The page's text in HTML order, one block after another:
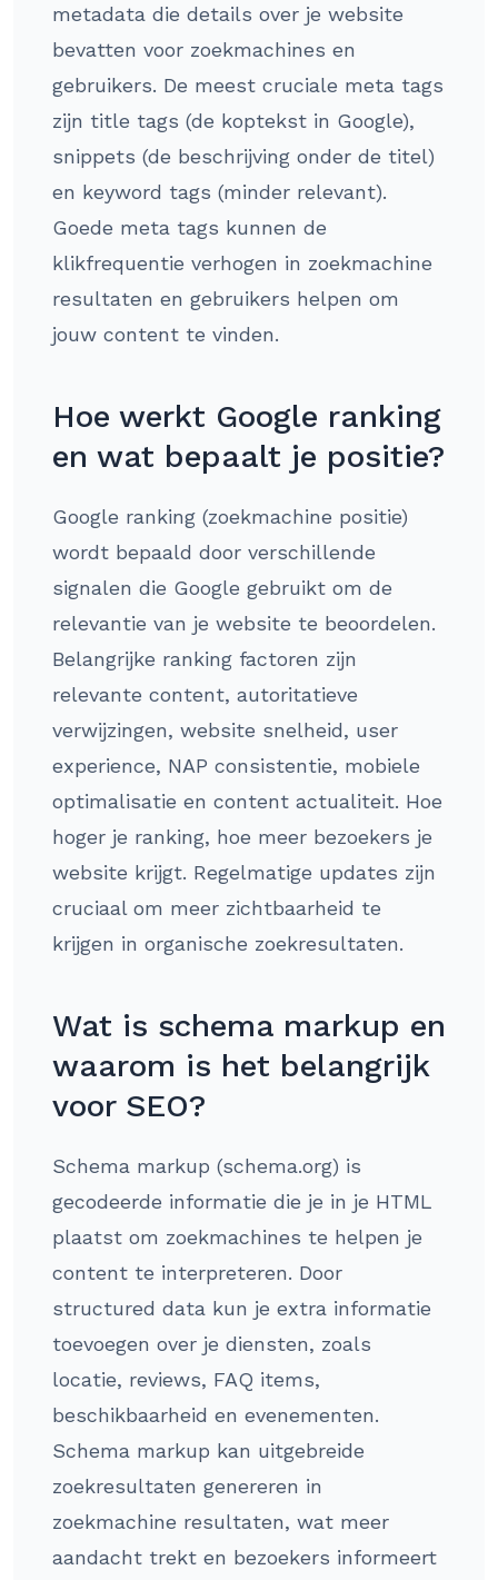
metadata die details over je website
bevatten voor zoekmachines en
gebruikers. De meest cruciale meta tags
zijn title tags (de koptekst in Google),
snippets (de beschrijving onder de titel)
en keyword tags (minder relevant).
Goede meta tags kunnen de
klikfrequentie verhogen in zoekmachine
resultaten en gebruikers helpen om
jouw content te vinden.
Hoe werkt Google ranking
en wat bepaalt je positie?
Google ranking (zoekmachine positie)
wordt bepaald door verschillende
signalen die Google gebruikt om de
relevantie van je website te beoordelen.
Belangrijke ranking factoren zijn
relevante content, autoritatieve
verwijzingen, website snelheid, user
experience, NAP consistentie, mobiele
optimalisatie en content actualiteit. Hoe
hoger je ranking, hoe meer bezoekers je
website krijgt. Regelmatige updates zijn
cruciaal om meer zichtbaarheid te
krijgen in organische zoekresultaten.
Wat is schema markup en
waarom is het belangrijk
voor SEO?
Schema markup (schema.org) is
gecodeerde informatie die je in je HTML
plaatst om zoekmachines te helpen je
content te interpreteren. Door
structured data kun je extra informatie
toevoegen over je diensten, zoals
locatie, reviews, FAQ items,
beschikbaarheid en evenementen.
Schema markup kan uitgebreide
zoekresultaten genereren in
zoekmachine resultaten, wat meer
aandacht trekt en bezoekers informeert